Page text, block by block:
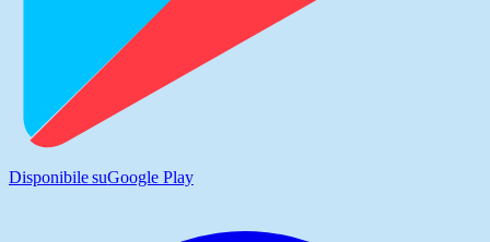
Disponibile suGoogle Play